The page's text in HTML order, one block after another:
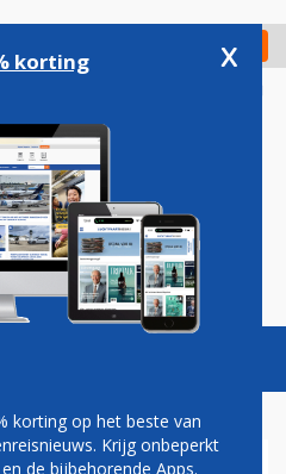
Check in
Vacatures
korting x
korting op het beste van
Krijg onbeperkt
de bijbehorende Apps.